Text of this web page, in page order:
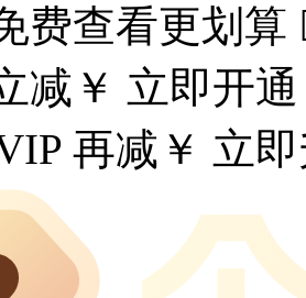
费查看更划算
减￥ 立即开通
再减￥ 立